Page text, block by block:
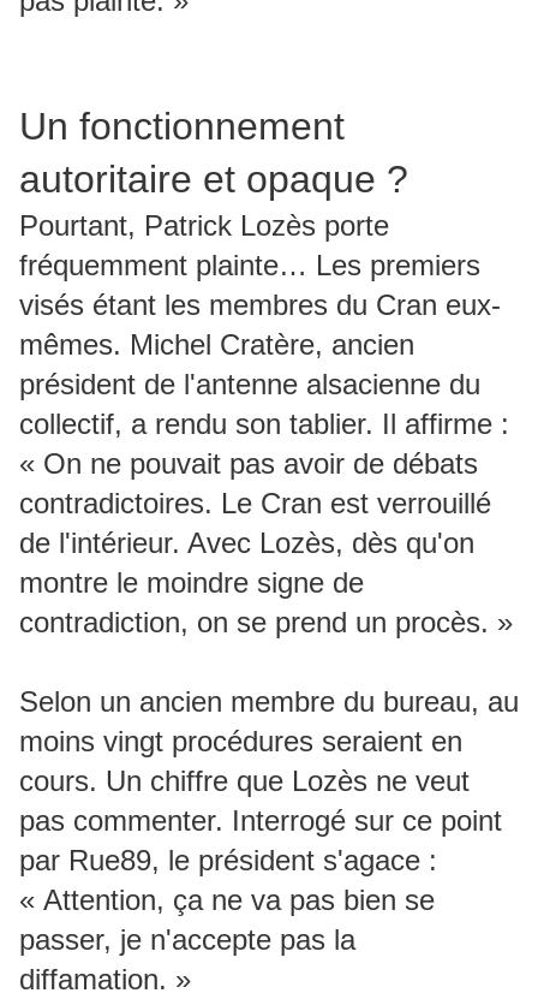
Un fonctionnement
autoritaire et opaque ?
Pourtant, Patrick Lozès porte
fréquemment plainte… Les premiers
visés étant les membres du Cran eux-
mêmes. Michel Cratère, ancien
président de l'antenne alsacienne du
collectif, a rendu son tablier. Il affirme :
« On ne pouvait pas avoir de débats
contradictoires. Le Cran est verrouillé
de l'intérieur. Avec Lozès, dès qu'on
montre le moindre signe de
contradiction, on se prend un procès. »
Selon un ancien membre du bureau, au
moins vingt procédures seraient en
cours. Un chiffre que Lozès ne veut
pas commenter. Interrogé sur ce point
par Rue89, le président s'agace :
« Attention, ça ne va pas bien se
passer, je n'accepte pas la
diffamation. »